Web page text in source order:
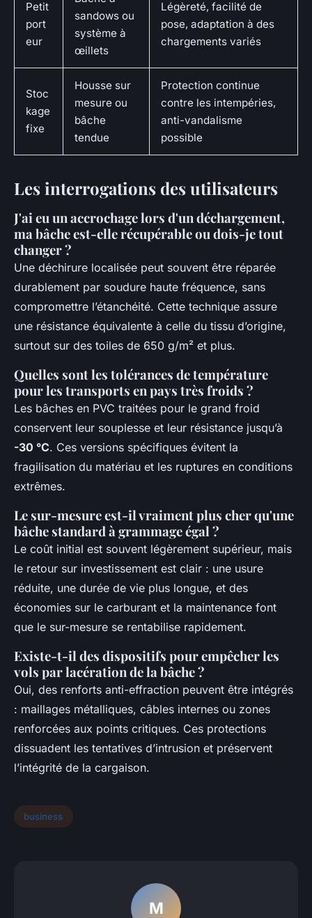
Petit
port
eur
sandows ou
système à
œillets
Légèreté, facilité de
pose, adaptation à des
chargements variés
Stoc
kage
fixe
Housse sur
mesure ou
bâche
tendue
Protection continue
contre les intempéries,
anti-vandalisme
possible
Les interrogations des utilisateurs
J'ai eu un accrochage lors d'un déchargement,
ma bâche est-elle récupérable ou dois-je tout
changer ?
Une déchirure localisée peut souvent être réparée
durablement par soudure haute fréquence, sans
compromettre l’étanchéité. Cette technique assure
une résistance équivalente à celle du tissu d’origine,
surtout sur des toiles de 650 g/m² et plus.
Quelles sont les tolérances de température
pour les transports en pays très froids ?
Les bâches en PVC traitées pour le grand froid
conservent leur souplesse et leur résistance jusqu’à
-30 °C. Ces versions spécifiques évitent la
fragilisation du matériau et les ruptures en conditions
extrêmes.
Le sur-mesure est-il vraiment plus cher qu'une
bâche standard à grammage égal ?
Le coût initial est souvent légèrement supérieur, mais
le retour sur investissement est clair : une usure
réduite, une durée de vie plus longue, et des
économies sur le carburant et la maintenance font
que le sur-mesure se rentabilise rapidement.
Existe-t-il des dispositifs pour empêcher les
vols par lacération de la bâche ?
Oui, des renforts anti-effraction peuvent être intégrés
: maillages métalliques, câbles internes ou zones
renforcées aux points critiques. Ces protections
dissuadent les tentatives d’intrusion et préservent
l’intégrité de la cargaison.
business
M